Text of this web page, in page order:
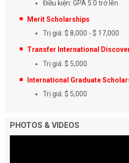
Điều kiện: GPA 5.0 trở lên
Merit Scholarships
Trị giá: $ 8,000 - $ 17,000
Transfer International
Trị giá: $ 5,000
International Graduate
Trị giá: $ 5,000
PHOTOS & VIDEOS